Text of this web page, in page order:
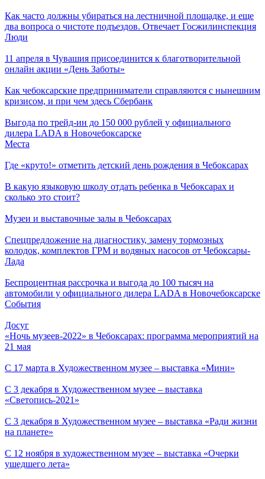
Как часто должны убираться на лестничной площадке, и еще
два вопроса о чистоте подъездов. Отвечает Госжилинспекция
Люди
11 апреля в Чувашия присоединится к благотворительной
онлайн акции «День Заботы»
Как чебоксарские предприниматели справляются с нынешним
кризисом, и при чем здесь Сбербанк
Выгода по трейд-ин до 150 000 рублей у официального
дилера LADA в Новочебоксарске
Места
Где «круто!» отметить детский день рождения в Чебоксарах
В какую языковую школу отдать ребенка в Чебоксарах и
сколько это стоит?
Музеи и выставочные залы в Чебоксарах
Спецпредложение на диагностику, замену тормозных
колодок, комплектов ГРМ и водяных насосов от Чебоксары-
Лада
Беспроцентная рассрочка и выгода до 100 тысяч на
автомобили у официального дилера LADA в Новочебоксарске
События
Досуг
«Ночь музеев-2022» в Чебоксарах: программа мероприятий на
21 мая
С 17 марта в Художественном музее – выставка «Мини»
С 3 декабря в Художественном музее – выставка
«Светопись-2021»
С 3 декабря в Художественном музее – выставка «Ради жизни
на планете»
С 12 ноября в художественном музее – выставка «Очерки
ушедшего лета»